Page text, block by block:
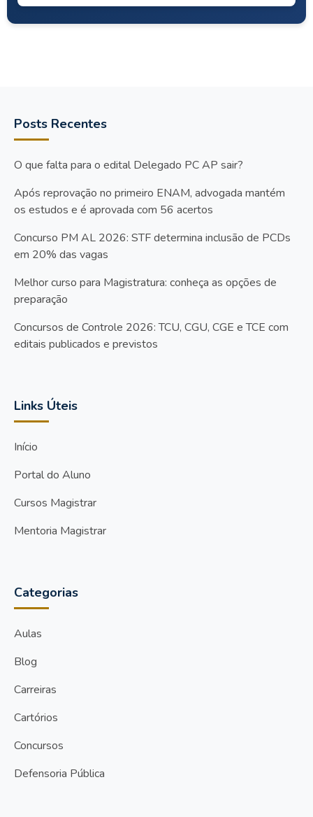
Posts Recentes
O que falta para o edital Delegado PC AP sair?
Após reprovação no primeiro ENAM, advogada mantém
os estudos e é aprovada com 56 acertos
Concurso PM AL 2026: STF determina inclusão de PCDs
em 20% das vagas
Melhor curso para Magistratura: conheça as opções de
preparação
Concursos de Controle 2026: TCU, CGU, CGE e TCE com
editais publicados e previstos
Links Úteis
Início
Portal do Aluno
Cursos Magistrar
Mentoria Magistrar
Categorias
Aulas
Blog
Carreiras
Cartórios
Concursos
Defensoria Pública